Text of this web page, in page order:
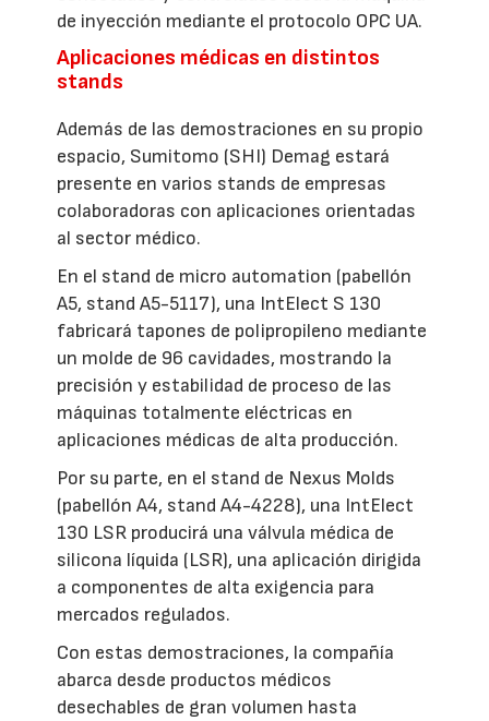
de inyección mediante el protocolo OPC UA.
Aplicaciones médicas en distintos
stands
Además de las demostraciones en su propio
espacio, Sumitomo (SHI) Demag estará
presente en varios stands de empresas
colaboradoras con aplicaciones orientadas
al sector médico.
En el stand de micro automation (pabellón
A5, stand A5-5117), una IntElect S 130
fabricará tapones de polipropileno mediante
un molde de 96 cavidades, mostrando la
precisión y estabilidad de proceso de las
máquinas totalmente eléctricas en
aplicaciones médicas de alta producción.
Por su parte, en el stand de Nexus Molds
(pabellón A4, stand A4-4228), una IntElect
130 LSR producirá una válvula médica de
silicona líquida (LSR), una aplicación dirigida
a componentes de alta exigencia para
mercados regulados.
Con estas demostraciones, la compañía
abarca desde productos médicos
desechables de gran volumen hasta